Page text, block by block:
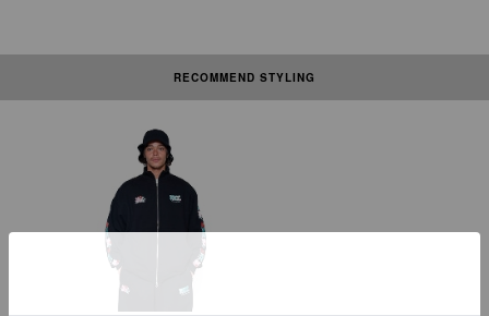
素材の性質上、多少収縮する可能性があります。洗濯後、形を整えて干して
下さい。なお自動乾燥機(タンブラー)の御使用はおさけ下さい。刺繍部分・
ネーム部分にはアイロンを当てないで下さい。
RECOMMEND STYLING